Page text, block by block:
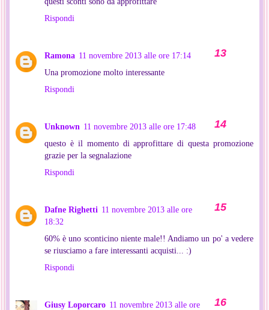
Rispondi
Ramona 11 novembre 2013 alle ore 17:14
Una promozione molto interessante
Rispondi
Unknown 11 novembre 2013 alle ore 17:48
questo è il momento di approfittare di questa promozione
grazie per la segnalazione
Rispondi
Dafne Righetti 11 novembre 2013 alle ore
18:32
60% è uno sconticino niente male!! Andiamo un po' a vedere
se riusciamo a fare interessanti acquisti... :)
Rispondi
Giusy Loporcaro 11 novembre 2013 alle ore